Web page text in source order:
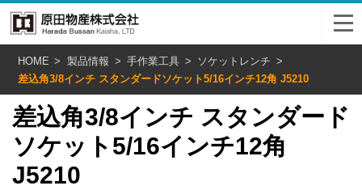
HOME 製品情報 手作業工具
ソケットレンチ
差込角3/8インチ スタンダードソケット5/16インチ12角 J5210
差込角3/8インチ スタンダード
ソケット5/16インチ12角
J5210